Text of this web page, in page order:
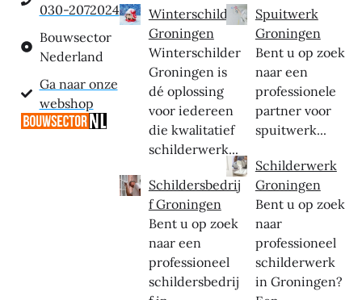
030-2072024
Bouwsector
Nederland
Ga naar onze
webshop
Winterschilder
Groningen
Winterschilder
Groningen is
dé oplossing
voor iedereen
die kwalitatief
schilderwerk...
Schildersbedrij
f Groningen
Bent u op zoek
naar een
professioneel
schildersbedrij
Spuitwerk
Groningen
Bent u op zoek
naar een
professionele
partner voor
spuitwerk...
Schilderwerk
Groningen
Bent u op zoek
naar
professioneel
schilderwerk
in Groningen?